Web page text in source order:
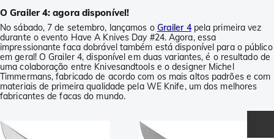
O Grailer 4: agora disponível!
No sábado, 7 de setembro, lançamos o Grailer 4pela primeira vez
durante o evento Have A Knives Day #24. Agora, essa
impressionante faca dobrável também está disponível para o público
em geral! O Grailer 4, disponível em duas variantes, é o resultado de
uma colaboração entre Knivesandtools e o designer Michel
Timmermans, fabricado de acordo com os mais altos padrões e com
materiais de primeira qualidade pela WE Knife, um dos melhores
fabricantes de facas do mundo.